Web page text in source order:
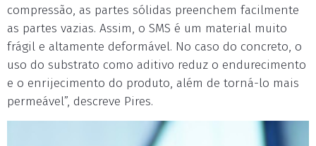
compressão, as partes sólidas preenchem facilmente
as partes vazias. Assim, o SMS é um material muito
frágil e altamente deformável. No caso do concreto, o
uso do substrato como aditivo reduz o endurecimento
e o enrijecimento do produto, além de torná-lo mais
permeável”, descreve Pires.